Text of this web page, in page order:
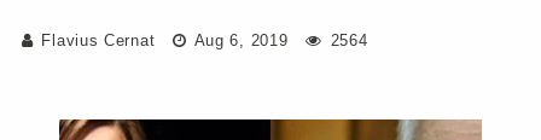
Flavius Cernat Aug 6, 2019 2564